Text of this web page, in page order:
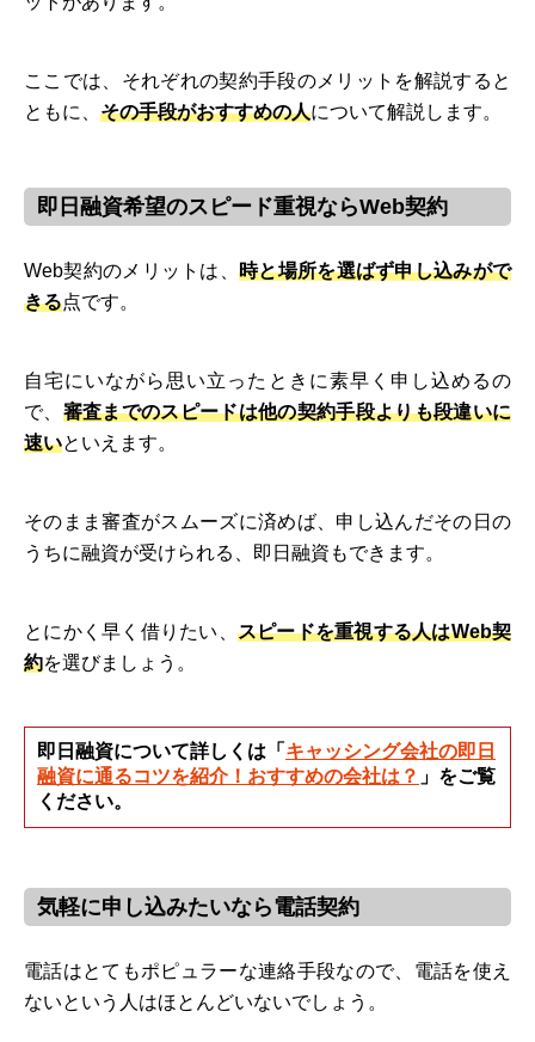
ここでは、それぞれの契約手段のメリットを解説すると
ともに、 その手段がおすすめの人について解説します。
即日融資希望のスピード重視ならWeb契約
Web契約のメリットは、時と場所を選ばず申し込みがで
きる点です。
自宅にいながら思い立ったときに素早く申し込めるの
で、 審査までのスピードは他の契約手段よりも段違いに
速いといえます。
そのまま審査がスムーズに済めば、申し込んだその日の
うちに融資が受けられる、即日融資もできます。
とにかく早く借りたい、 スピードを重視する人はWeb契
約を選びましょう。
即日融資について詳しくは「 キャッシング会社の即日
融資に通るコツを紹介！おすすめの会社は？ 」をご覧
ください。
気軽に申し込みたいなら電話契約
電話はとてもポピュラーな連絡手段なので、電話を使え
ないという人はほとんどいないでしょう。